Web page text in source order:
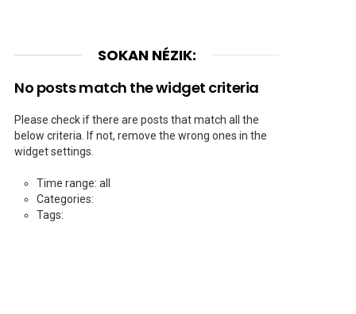
SOKAN NÉZIK:
No posts match the widget criteria
Please check if there are posts that match all the
below criteria. If not, remove the wrong ones in the
widget settings.
Time range: all
Categories:
Tags: